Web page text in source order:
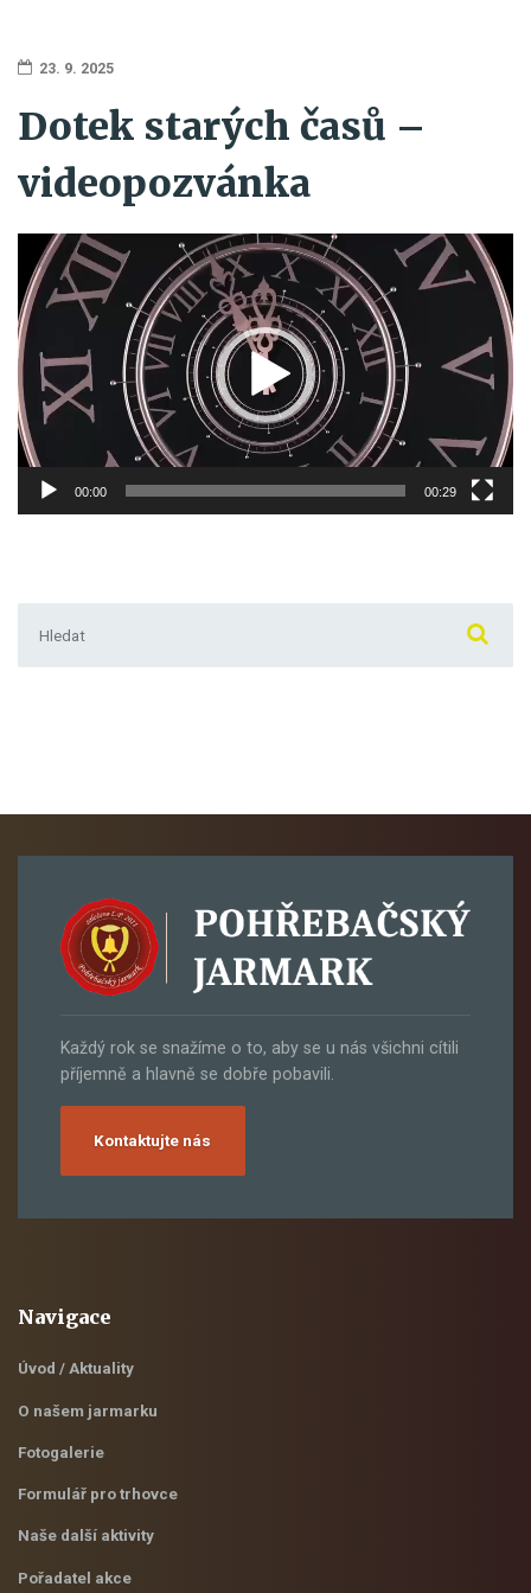
23. 9. 2025
Dotek starých časů –
videopozvánka
Video
přehrávač
00:00 00:29
Každý rok se snažíme o to, aby se u nás všichni cítili
příjemně a hlavně se dobře pobavili.
Kontaktujte nás
Navigace
Úvod / Aktuality
O našem jarmarku
Fotogalerie
Formulář pro trhovce
Naše další aktivity
Pořadatel akce